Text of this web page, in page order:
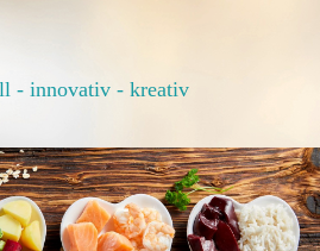
- innovativ - kreativ